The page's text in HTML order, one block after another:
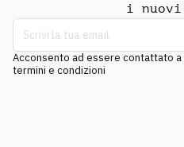
i nuovi
Acconsento ad essere contattato
termini e condizioni